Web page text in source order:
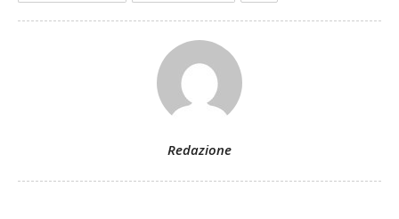
Redazione